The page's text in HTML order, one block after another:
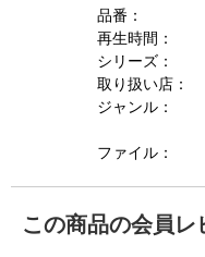
品番：
再生時間：
シリーズ：
取り扱い店：
ジャンル：
ファイル：
この商品の会員レ